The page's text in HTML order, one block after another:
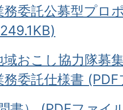
務委託公募型プロ
域おこし協力隊募
務委託仕様書